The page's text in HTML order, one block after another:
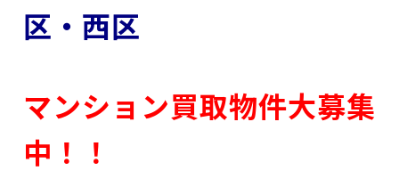
区・西区
マンション買取物件大募集
中！！